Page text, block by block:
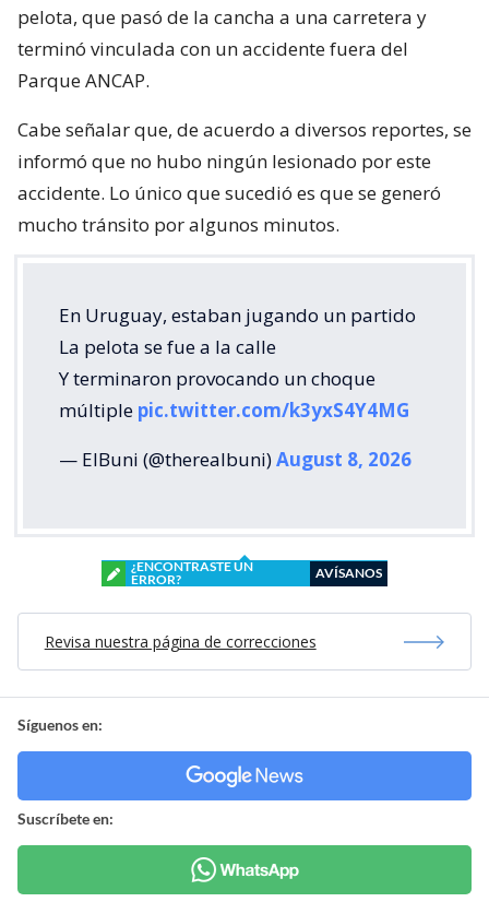
pelota, que pasó de la cancha a una carretera y
terminó vinculada con un accidente fuera del
Parque ANCAP.
Cabe señalar que, de acuerdo a diversos reportes, se
informó que no hubo ningún lesionado por este
accidente. Lo único que sucedió es que se generó
mucho tránsito por algunos minutos.
En Uruguay, estaban jugando un partido
La pelota se fue a la calle
Y terminaron provocando un choque
múltiple pic.twitter.com/k3yxS4Y4MG
— ElBuni (@therealbuni)August 8, 2026
¿ENCONTRASTE UN
ERROR?
AVÍSANOS
Revisa nuestra página de correcciones
Síguenos en:
Suscríbete en: